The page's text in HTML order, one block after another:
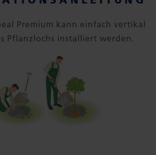
Premium kann einfach vertikal
Pflanzlochs installiert werden.